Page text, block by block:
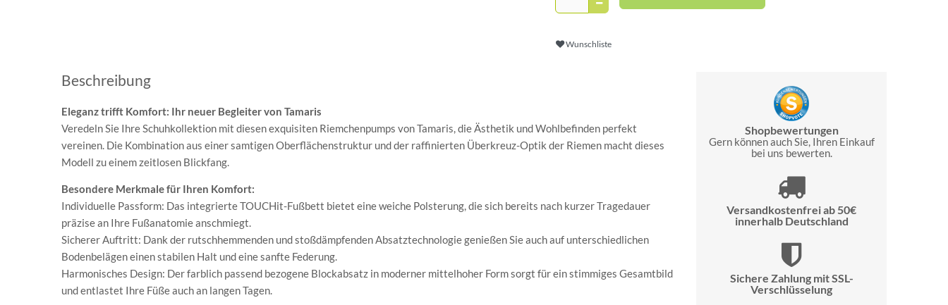
Wunschliste
Beschreibung
Eleganz trifft Komfort: Ihr neuer Begleiter von Tamaris
Veredeln Sie Ihre Schuhkollektion mit diesen exquisiten Riemchenpumps von Tamaris, die Ästhetik und Wohlbefinden perfekt
vereinen. Die Kombination aus einer samtigen Oberflächenstruktur und der raffinierten Überkreuz-Optik der Riemen macht dieses
Modell zu einem zeitlosen Blickfang.
Besondere Merkmale für Ihren Komfort:
Individuelle Passform: Das integrierte TOUCHit-Fußbett bietet eine weiche Polsterung, die sich bereits nach kurzer Tragedauer
präzise an Ihre Fußanatomie anschmiegt.
Sicherer Auftritt: Dank der rutschhemmenden und stoßdämpfenden Absatztechnologie genießen Sie auch auf unterschiedlichen
Bodenbelägen einen stabilen Halt und eine sanfte Federung.
Harmonisches Design: Der farblich passend bezogene Blockabsatz in moderner mittelhoher Form sorgt für ein stimmiges Gesamtbild
und entlastet Ihre Füße auch an langen Tagen.
Shopbewertungen
Gern können auch Sie, Ihren Einkauf
bei uns bewerten.
Versandkostenfrei ab 50€
innerhalb Deutschland
Sichere Zahlung mit SSL-
Verschlüsselung